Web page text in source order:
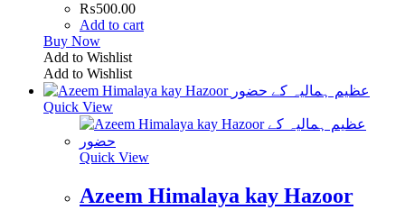
₨500.00
Add to cart
Buy Now
Add to Wishlist
Add to Wishlist
Quick View
Quick View
Azeem Himalaya kay Hazoor